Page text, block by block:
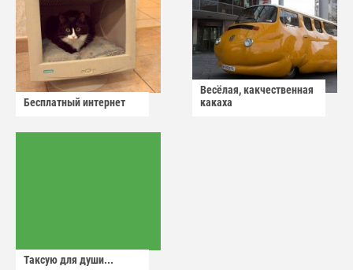
Бесплатный интернет
Весёлая, какчественная
какаха
Таксую для души...